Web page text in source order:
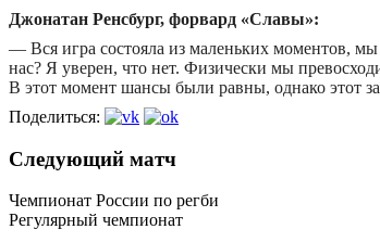
Джонатан Ренсбург, форвард «Славы»:
— Вся игра состояла из маленьких моментов,
нас? Я уверен, что нет. Физически мы
В этот момент шансы были равны, однако этот
Поделиться:
Следующий матч
Чемпионат России по регби
Регулярный чемпионат